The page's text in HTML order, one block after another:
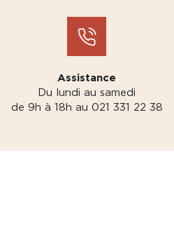
Assistance
Du lundi au samedi
de 9h à 18h au 021 331 22 38